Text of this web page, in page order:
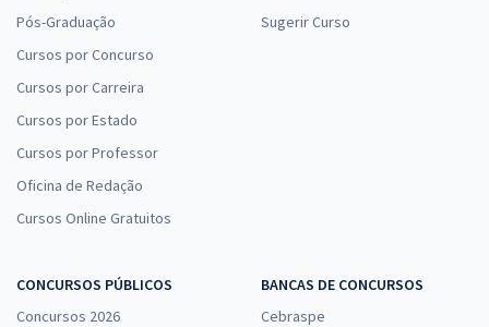
Pós-Graduação
Cursos por Concurso
Cursos por Carreira
Cursos por Estado
Cursos por Professor
Oficina de Redação
Cursos Online Gratuitos
Sugerir Curso
CONCURSOS PÚBLICOS
Concursos 2026
BANCAS DE CONCURSOS
Cebraspe